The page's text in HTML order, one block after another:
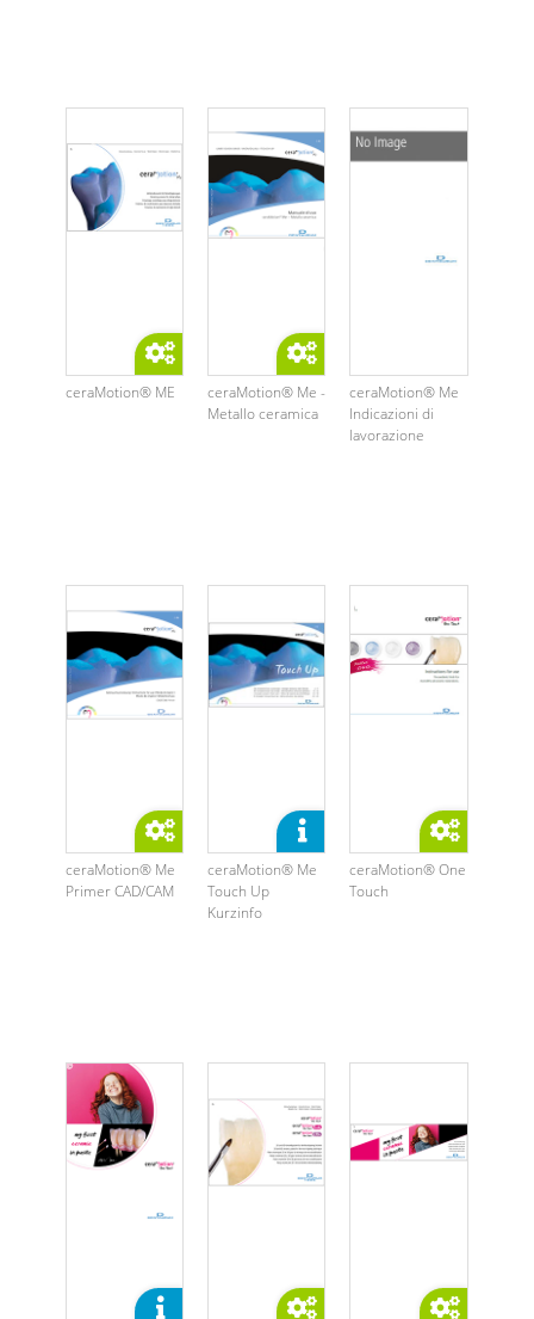
ceraMotion® ME
ceraMotion® Me -
Metallo ceramica
ceraMotion® Me
Indicazioni di
lavorazione
ceraMotion® Me
Primer CAD/CAM
ceraMotion® Me
Touch Up
Kurzinfo
ceraMotion® One
Touch